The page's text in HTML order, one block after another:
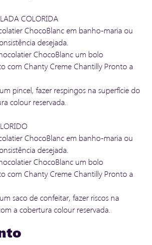
COLORIDA
ChocoBlanc em banho-maria ou
desejada.
ChocoBlanc um bolo
com Chanty Creme Chantilly Pronto a
pincel, fazer respingos na superfície do
colour reservada.
ChocoBlanc em banho-maria ou
desejada.
ChocoBlanc um bolo
com Chanty Creme Chantilly Pronto a
saco de confeitar, fazer riscos na
a cobertura colour reservada.